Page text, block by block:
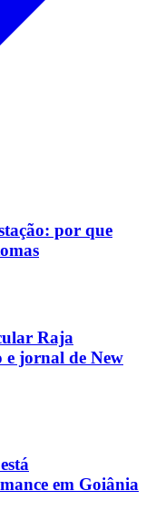
por que
Raja
e jornal de New
em Goiânia